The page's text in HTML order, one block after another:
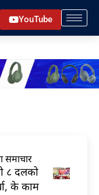
YouTube
समाचार
८ दलको
के काम